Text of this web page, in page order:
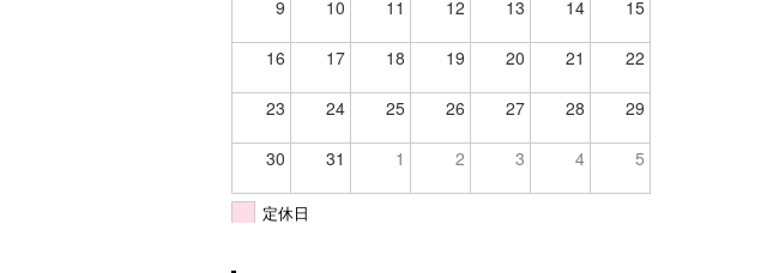
9 10 11 12 13 14 15
16 17 18 19 20 21 22
23 24 25 26 27 28 29
30 31 1 2 3 4 5
定休日